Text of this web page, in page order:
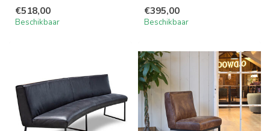
€518,00
Beschikbaar
€395,00
Beschikbaar